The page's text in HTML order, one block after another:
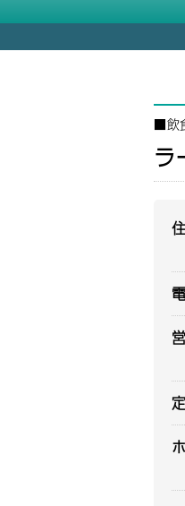
■飲
ラ